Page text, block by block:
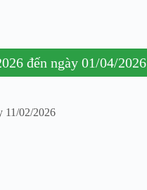
đến ngày 01/04/2026
11/02/2026